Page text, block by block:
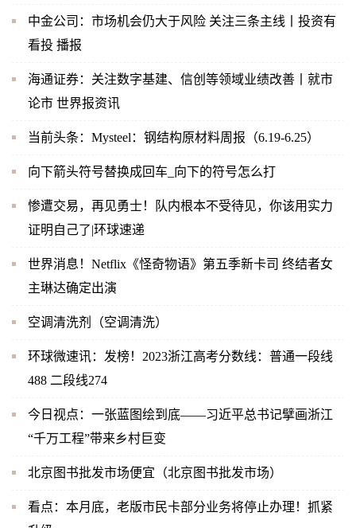
中金公司：市场机会仍大于风险 关注三条主线丨投资有
看投 播报
海通证券：关注数字基建、信创等领域业绩改善丨就市
论市 世界报资讯
当前头条：Mysteel：钢结构原材料周报（6.19-6.25）
向下箭头符号替换成回车_向下的符号怎么打
惨遭交易，再见勇士！队内根本不受待见，你该用实力
证明自己了|环球速递
世界消息！Netflix《怪奇物语》第五季新卡司 终结者女
主琳达确定出演
空调清洗剂（空调清洗）
环球微速讯：发榜！2023浙江高考分数线：普通一段线
488 二段线274
今日视点：一张蓝图绘到底——习近平总书记擘画浙江
“千万工程”带来乡村巨变
北京图书批发市场便宜（北京图书批发市场）
看点：本月底，老版市民卡部分业务将停止办理！抓紧